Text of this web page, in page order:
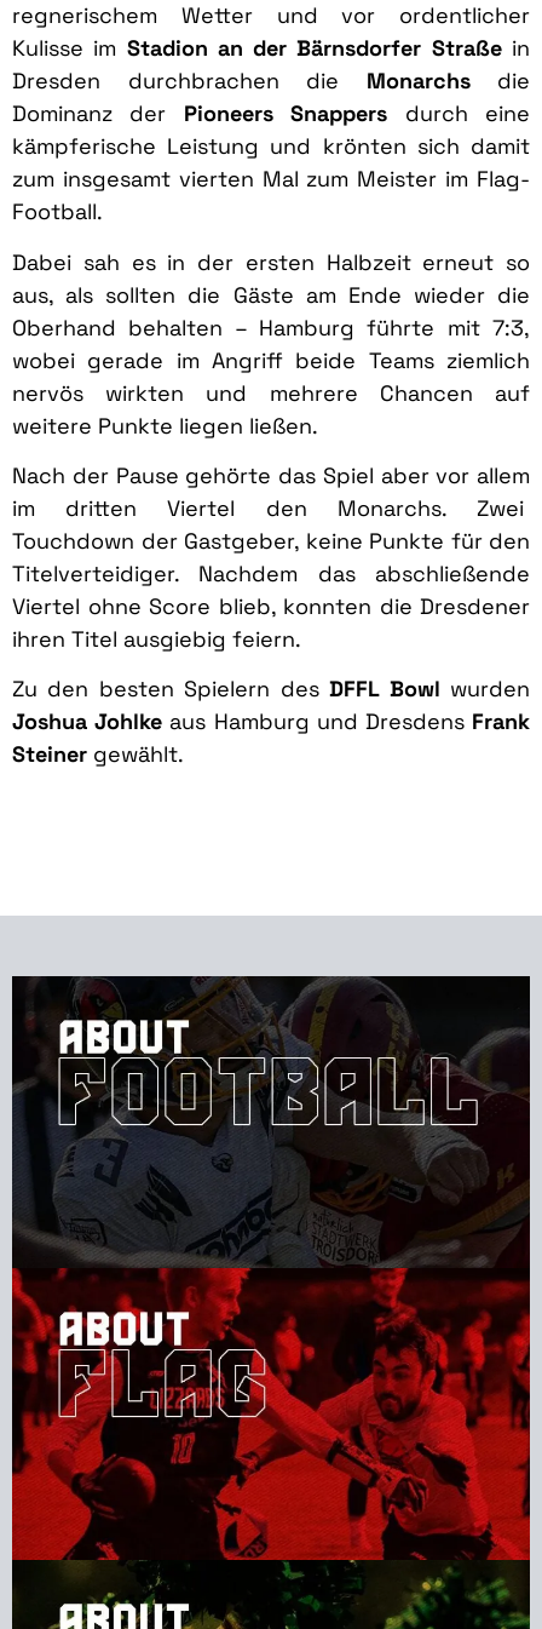
regnerischem Wetter und vor ordentlicher
Kulisse im Stadion an der Bärnsdorfer Straßein
Dresden durchbrachen die Monarchsdie
Dominanz der Pioneers Snappers durch eine
kämpferische Leistung und krönten sich damit
zum insgesamt vierten Mal zum Meister im Flag-
Football.
Dabei sah es in der ersten Halbzeit erneut so
aus, als sollten die Gäste am Ende wieder die
Oberhand behalten – Hamburg führte mit 7:3,
wobei gerade im Angriff beide Teams ziemlich
nervös wirkten und mehrere Chancen auf
weitere Punkte liegen ließen.
Nach der Pause gehörte das Spiel aber vor allem
im dritten Viertel den Monarchs. Zwei
Touchdown der Gastgeber, keine Punkte für den
Titelverteidiger. Nachdem das abschließende
Viertel ohne Score blieb, konnten die Dresdener
ihren Titel ausgiebig feiern.
Zu den besten Spielern desDFFL Bowl wurden
Joshua Johlke aus Hamburg und Dresdens Frank
Steiner gewählt.